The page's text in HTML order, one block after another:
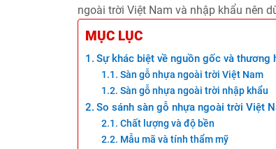
ngoài trời Việt Nam và nhập khẩu nên
MỤC LỤC
Sự khác biệt về nguồn gốc và thương
Sàn gỗ nhựa ngoài trời Việt Nam
Sàn gỗ nhựa ngoài trời nhập khẩu
So sánh sàn gỗ nhựa ngoài trời Việt
Chất lượng và độ bền
Mẫu mã và tính thẩm mỹ